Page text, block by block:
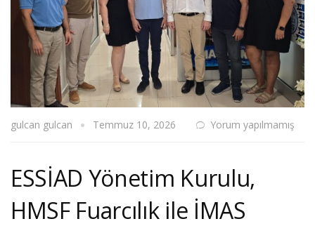
gulcan gulcan Temmuz 10, 2026 Yorum yapılmamış
ESSİAD Yönetim Kurulu,
HMSF Fuarcılık ile İMAS